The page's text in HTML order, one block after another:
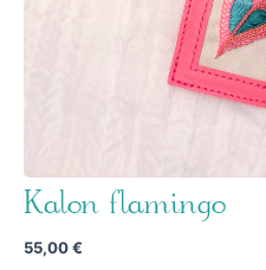
Kalon flamingo
55,00€